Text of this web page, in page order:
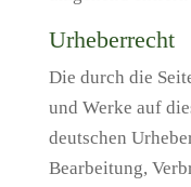
Urheberrecht
Die durch die
und Werke auf
deutschen
Bearbeitung,